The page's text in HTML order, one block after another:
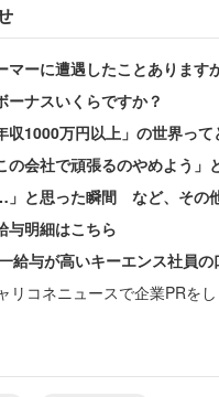
でも稼げるスキルを
とや強みを活かし、人
マーに遭遇したことあります
ーナスいくらですか？
収1000万円以上」の世界っ
の会社で頑張るのやめよう」
」と思った瞬間 など、その
与明細はこちら
給与が高いキーエンス社員の
リコネニュースで企業PRを